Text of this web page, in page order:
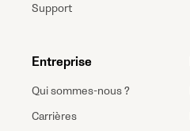
Support
Entreprise
Qui sommes-nous ?
Carrières